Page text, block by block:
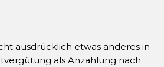
ausdrücklich etwas anderes in
als Anzahlung nach